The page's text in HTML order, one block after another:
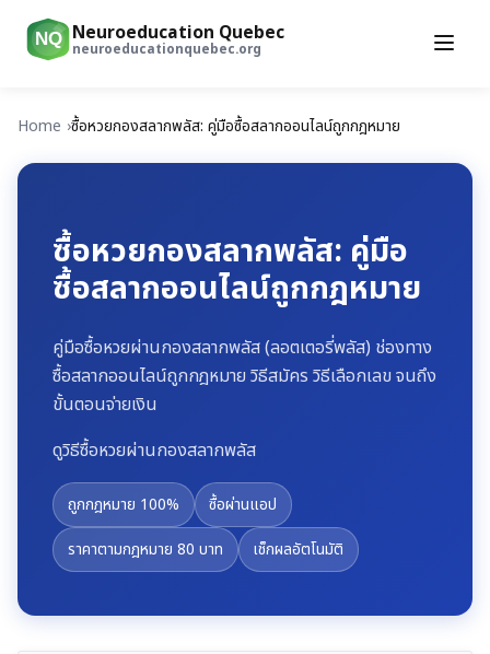
NQ Neuroeducation Quebec
neuroeducationquebec.org
Home ซื้อหวยกองสลากพลัส: คู่มือซื้อสลากออนไลน์ถูกกฎหมาย
ซื้อหวยกองสลากพลัส: คู่มือ
ซื้อสลากออนไลน์ถูกกฎหมาย
คู่มือซื้อหวยผ่านกองสลากพลัส (ลอตเตอรี่พลัส) ช่องทาง
ซื้อสลากออนไลน์ถูกกฎหมาย วิธีสมัคร วิธีเลือกเลข จนถึง
ขั้นตอนจ่ายเงิน
ดูวิธีซื้อหวยผ่านกองสลากพลัส
ถูกกฎหมาย 100%
ซื้อผ่านแอป
ราคาตามกฎหมาย 80 บาท
เช็กผลอัตโนมัติ